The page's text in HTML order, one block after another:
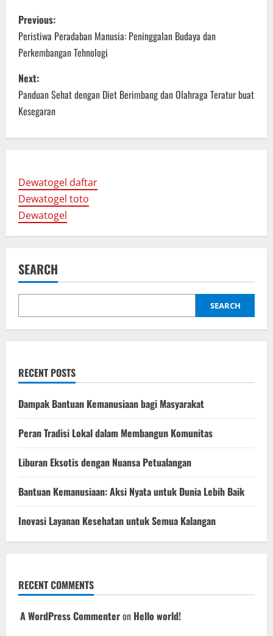
P
o
s
t
n
a
i
g
a
t
i
o
Previous:
Peristiwa Peradaban Manusia: Peninggalan Budaya dan
Perkembangan Tehnologi
Next:
Panduan Sehat dengan Diet Berimbang dan Olahraga Teratur buat
Kesegaran
Dewatogel daftar
Dewatogel toto
Dewatogel
SEARCH
SEARCH
RECENT POSTS
Dampak Bantuan Kemanusiaan bagi Masyarakat
Peran Tradisi Lokal dalam Membangun Komunitas
Liburan Eksotis dengan Nuansa Petualangan
Bantuan Kemanusiaan: Aksi Nyata untuk Dunia Lebih Baik
Inovasi Layanan Kesehatan untuk Semua Kalangan
RECENT COMMENTS
A WordPress Commenteron Hello world!